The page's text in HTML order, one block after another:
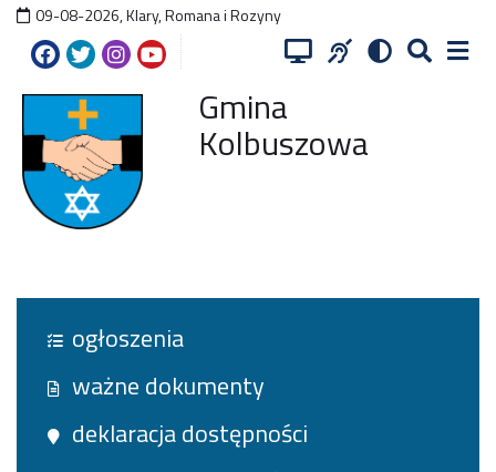
09-08-2026,Klary, Romana i Rozyny
Gmina
Kolbuszowa
ogłoszenia
ważne dokumenty
deklaracja dostępności